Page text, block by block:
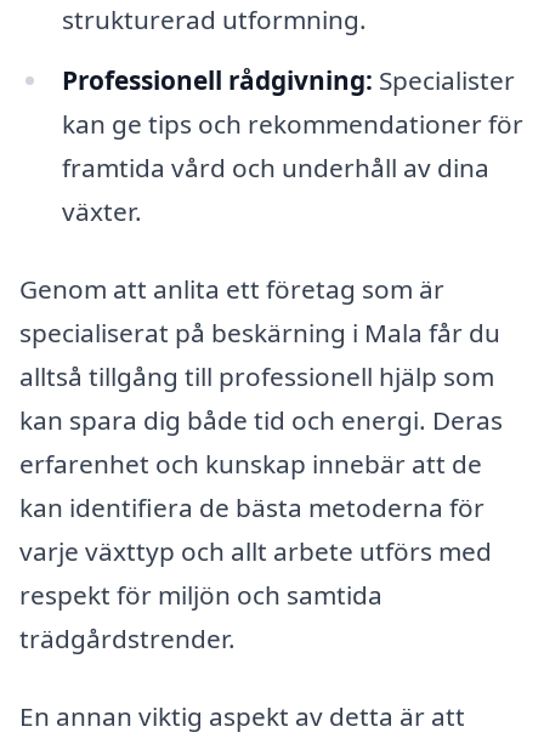
strukturerad utformning.
Professionell rådgivning: Specialister
kan ge tips och rekommendationer för
framtida vård och underhåll av dina
växter.
Genom att anlita ett företag som är
specialiserat på beskärning i Mala får du
alltså tillgång till professionell hjälp som
kan spara dig både tid och energi. Deras
erfarenhet och kunskap innebär att de
kan identifiera de bästa metoderna för
varje växttyp och allt arbete utförs med
respekt för miljön och samtida
trädgårdstrender.
En annan viktig aspekt av detta är att